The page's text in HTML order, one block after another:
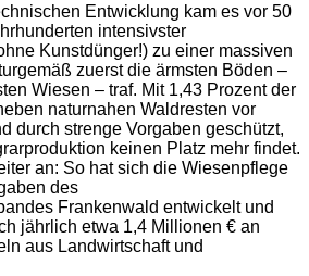
Entwicklung kam es vor 50
intensivster
Kunstdünger!) zu einer massiven
zuerst die ärmsten Böden –
Wiesen – traf. Mit 1,43 Prozent der
naturnahen Waldresten vor
durch strenge Vorgaben geschützt,
keinen Platz mehr findet.
an: So hat sich die Wiesenpflege
des
Frankenwald entwickelt und
jährlich etwa 1,4 Millionen € an
aus Landwirtschaft und